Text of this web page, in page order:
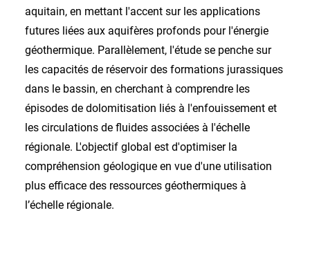
aquitain, en mettant l'accent sur les applications
futures liées aux aquifères profonds pour l'énergie
géothermique. Parallèlement, l'étude se penche sur
les capacités de réservoir des formations jurassiques
dans le bassin, en cherchant à comprendre les
épisodes de dolomitisation liés à l'enfouissement et
les circulations de fluides associées à l'échelle
régionale. L'objectif global est d'optimiser la
compréhension géologique en vue d'une utilisation
plus efficace des ressources géothermiques à
l’échelle régionale.